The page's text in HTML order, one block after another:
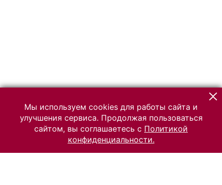
Мы используем cookies для работы сайта и
улучшения сервиса. Продолжая пользоваться
сайтом, вы соглашаетесь с Политикой
конфиденциальности.